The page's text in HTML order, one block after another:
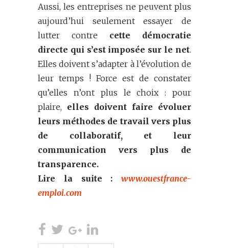
Aussi, les entreprises ne peuvent plus
aujourd’hui seulement essayer de
lutter contre cette démocratie
directe qui s’est imposée sur le net.
Elles doivent s’adapter à l’évolution de
leur temps ! Force est de constater
qu’elles n’ont plus le choix : pour
plaire, elles doivent faire évoluer
leurs méthodes de travail vers plus
de collaboratif, et leur
communication vers plus de
transparence.
Lire la suite : www.ouestfrance-
emploi.com